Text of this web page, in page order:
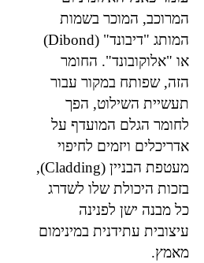
המרוכב, המוכר בשמות
המותג "דיבונד" (Dibond)
או "אלוקובונד". החומר
הזה, שפותח במקור עבור
תעשיית השילוט, הפך
לחומר הגלם המועדף על
אדריכלים ויזמים לחיפוי
מעטפת הבניין (Cladding),
בזכות היכולת שלו לשדרג
כל מבנה ישן לפנינה
עיצובית עתידנית במינימום
מאמץ.